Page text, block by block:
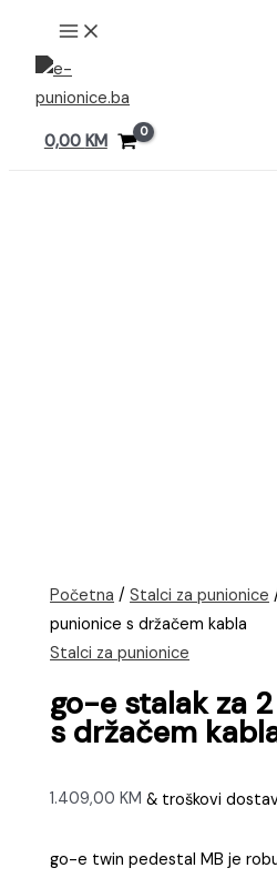
Preskoči
sadržaj
MAIN
MENU
0,00 KM
Početna /Stalci za punionice
punionice s držačem kabla
Stalci za punionice
go-e stalak za
s držačem
1.409,00KM & troškovi
go-e twin pedestal MB je